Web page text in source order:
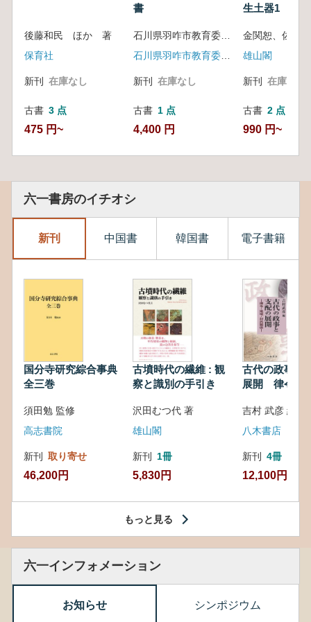
後藤和民 ほか 著
保育社
新刊 在庫なし
古書 3 点
475 円~
書
新刊 在庫なし
古書 1 点
4,400 円
生土器1
金関恕、佐原
雄山閣
新刊 在庫なし
古書 2 点
990 円~
六一書房のイチオシ
新刊 中国書 韓国書 電子書籍
国分寺研究綜合事典
全三巻
須田勉 監修
高志書院
新刊 取り寄せ
46,200円
古墳時代の繊維 : 観
察と識別の手引き
沢田むつ代 著
雄山閣
新刊 1冊
5,830円
古代の政事と
展開 律令・
吉村 武彦 編集
八木書店
新刊 4冊
12,100円
もっと見る
六一インフォメーション
お知らせ シンポジウム